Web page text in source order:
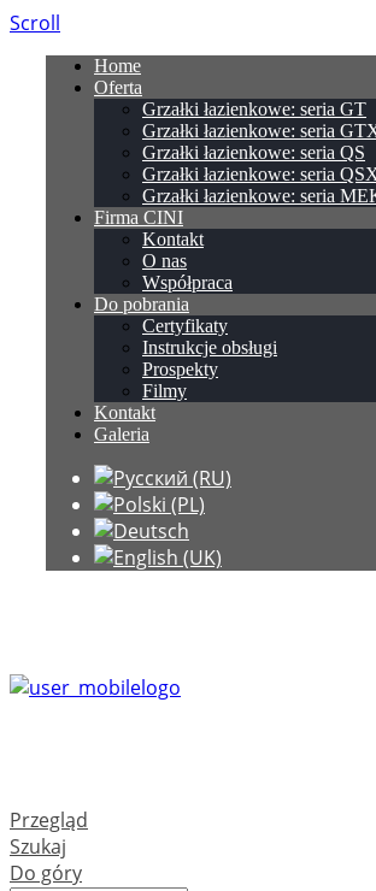
Scroll
Home
Oferta
Grzałki łazienkowe: seria GT
Grzałki łazienkowe: seria
Grzałki łazienkowe: seria QS
Grzałki łazienkowe: seria
Grzałki łazienkowe: seria
Firma CINI
Kontakt
O nas
Współpraca
Do pobrania
Certyfikaty
Instrukcje obsługi
Prospekty
Filmy
Kontakt
Galeria
Przegląd
Szukaj
Do góry